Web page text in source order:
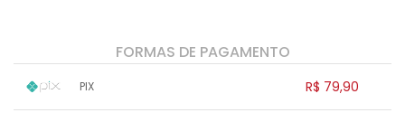
FORMAS DE PAGAMENTO
PIX R$ 79,90